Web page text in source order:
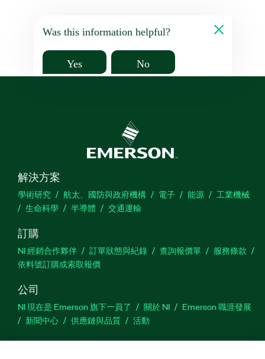
Was this information helpful?
Yes No
解決方案
學術研究 航太、國防與政府機構 電子 能源
工業機械
生命科學
半導體 交通運輸
訂購
NI 經銷合作夥伴 訂單狀態與紀錄 查詢報價單
服務條款
依料號訂購或索取報價
公司
NI 現在是 Emerson 旗下一員了 關於 NI
Emerson 職涯發展
新聞中心
供應鏈與品質 活動
支援